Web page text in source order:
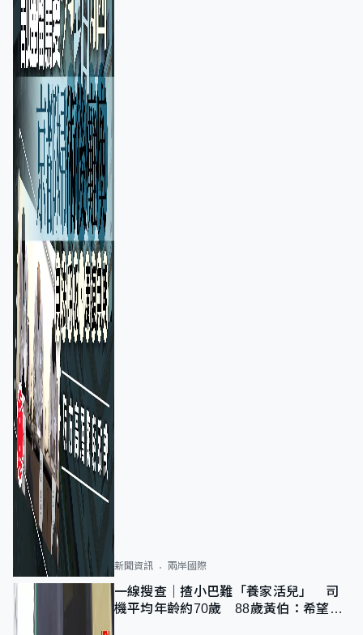
新聞資訊 兩岸國際
一線搜查｜揸小巴難「養家活兒」 司
機平均年齡約70歲 88歲黃伯：希望一